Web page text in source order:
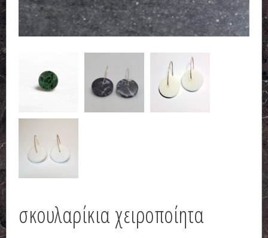
σκουλαρίκια χειροποίητα